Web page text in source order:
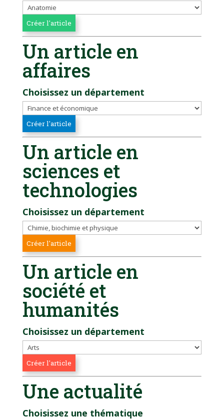
Un article en
affaires
Choisissez un département
Un article en
sciences et
technologies
Choisissez un département
Un article en
société et
humanités
Choisissez un département
Une actualité
Choisissez une thématique